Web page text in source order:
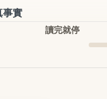
事實
讀完就停